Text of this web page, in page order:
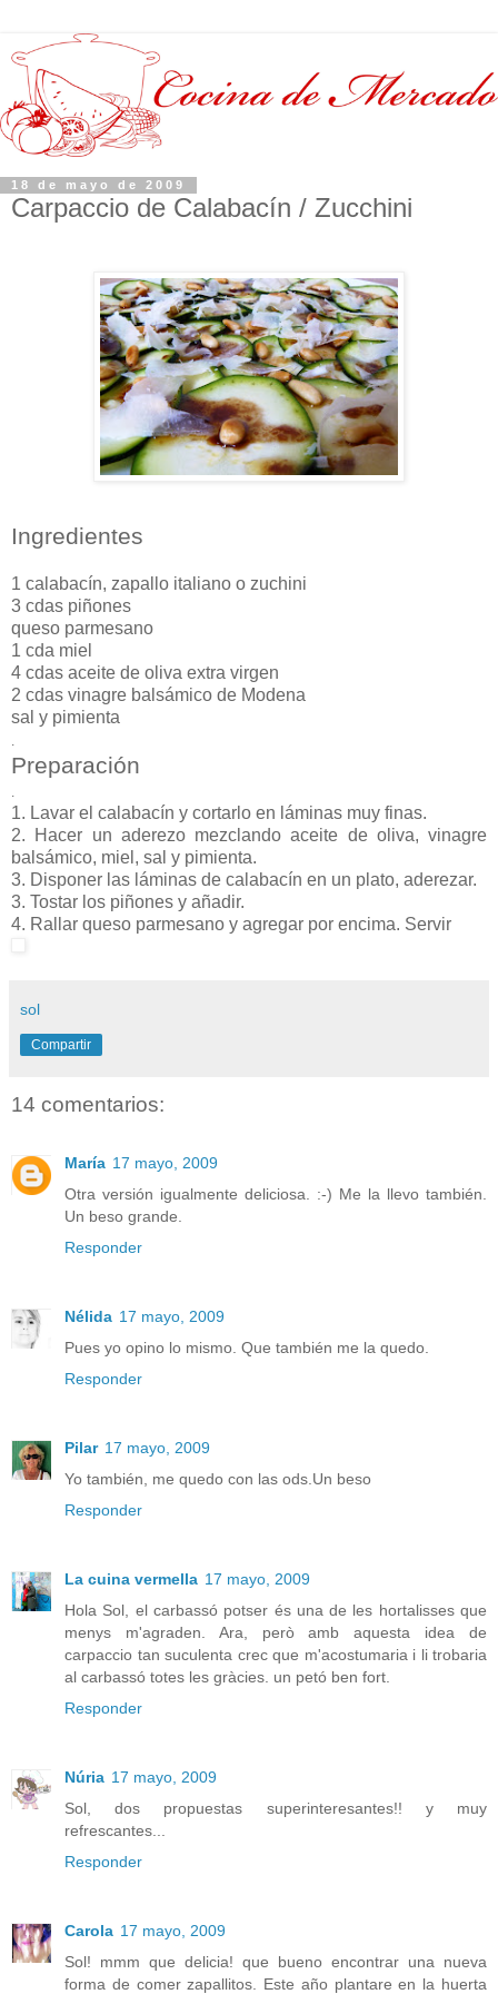
18 de mayo de 2009
Carpaccio de Calabacín / Zucchini
Ingredientes
1 calabacín, zapallo italiano o zuchini
3 cdas piñones
queso parmesano
1 cda miel
4 cdas aceite de oliva extra virgen
2 cdas vinagre balsámico de Modena
sal y pimienta
.
Preparación
.
1. Lavar el calabacín y cortarlo en láminas muy finas.
2. Hacer un aderezo mezclando aceite de oliva, vinagre
balsámico, miel, sal y pimienta.
3. Disponer las láminas de calabacín en un plato, aderezar.
3. Tostar los piñones y añadir.
4. Rallar queso parmesano y agregar por encima. Servir
sol
Compartir
14 comentarios:
María 17 mayo, 2009
Otra versión igualmente deliciosa. :-) Me la llevo también.
Un beso grande.
Responder
Nélida 17 mayo, 2009
Pues yo opino lo mismo. Que también me la quedo.
Responder
Pilar 17 mayo, 2009
Yo también, me quedo con las ods.Un beso
Responder
La cuina vermella 17 mayo, 2009
Hola Sol, el carbassó potser és una de les hortalisses que
menys m'agraden. Ara, però amb aquesta idea de
carpaccio tan suculenta crec que m'acostumaria i li trobaria
al carbassó totes les gràcies. un petó ben fort.
Responder
Núria 17 mayo, 2009
Sol, dos propuestas superinteresantes!! y muy
refrescantes...
Responder
Carola 17 mayo, 2009
Sol! mmm que delicia! que bueno encontrar una nueva
forma de comer zapallitos. Este año plantare en la huerta